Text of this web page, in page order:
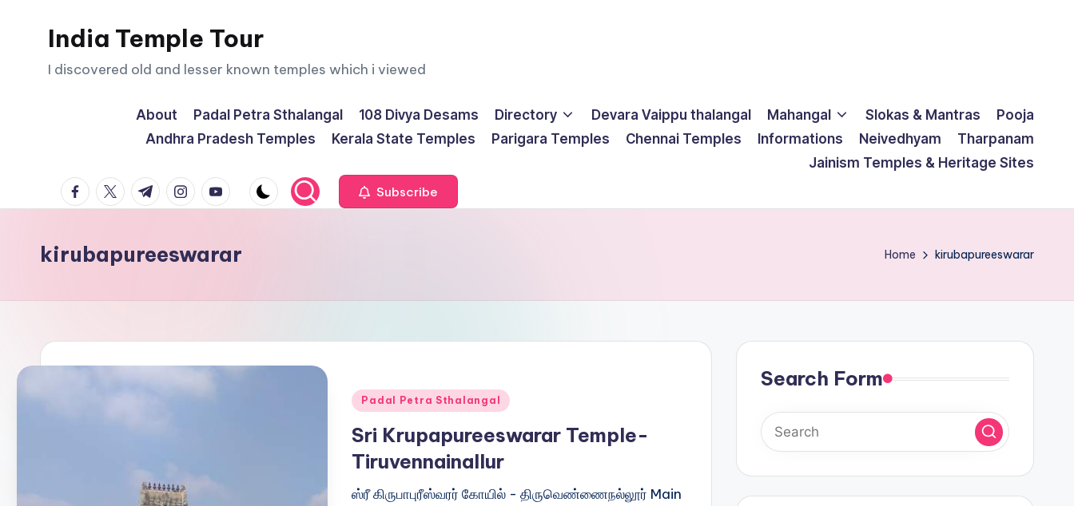
India Temple Tour
I discovered old and lesser known temples which i viewed
About Padal Petra Sthalangal 108 Divya Desams Directory Devara Vaippu thalangal Mahangal Slokas & Mantras
Pooja
Andhra Pradesh Temples
Kerala State Temples Parigara Temples Chennai Temples Informations Neivedhyam
Tharpanam
Jainism Temples & Heritage Sites
facebook.com
twitter.com
t.me instagram.com
youtube.com Subscribe
kirubapureeswarar Home kirubapureeswarar
Posted
Padal Petra Sthalangal
Sri Krupapureeswarar Temple-
Tiruvennainallur
ஸ்ரீ கிருபாபுரீஸ்வரர் கோயில் - திருவெண்ணைநல்லூர் Main
Search Form